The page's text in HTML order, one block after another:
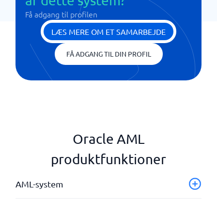
Få adgang til profilen
LÆS MERE OM ET SAMARBEJDE
FÅ ADGANG TIL DIN PROFIL
Oracle AML
produktfunktioner
AML-system